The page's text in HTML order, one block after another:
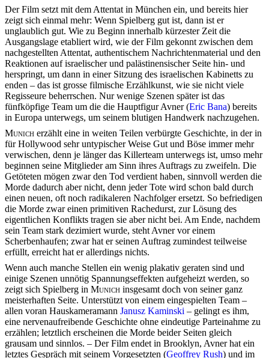
Der Film setzt mit dem Attentat in München ein, und bereits hier
zeigt sich einmal mehr: Wenn Spielberg gut ist, dann ist er
unglaublich gut. Wie zu Beginn innerhalb kürzester Zeit die
Ausgangslage etabliert wird, wie der Film gekonnt zwischen dem
nachgestellten Attentat, authentischem Nachrichtenmaterial und den
Reaktionen auf israelischer und palästinensischer Seite hin- und
herspringt, um dann in einer Sitzung des israelischen Kabinetts zu
enden – das ist grosse filmische Erzählkunst, wie sie nicht viele
Regisseure beherrschen. Nur wenige Szenen später ist das
fünfköpfige Team um die die Hauptfigur Avner (Eric Bana) bereits
in Europa unterwegs, um seinem blutigen Handwerk nachzugehen.
Munich erzählt eine in weiten Teilen verbürgte Geschichte, in der in
für Hollywood sehr untypischer Weise Gut und Böse immer mehr
verwischen, denn je länger das Killerteam unterwegs ist, umso mehr
beginnen seine Mitglieder am Sinn ihres Auftrags zu zweifeln. Die
Getöteten mögen zwar den Tod verdient haben, sinnvoll werden die
Morde dadurch aber nicht, denn jeder Tote wird schon bald durch
einen neuen, oft noch radikaleren Nachfolger ersetzt. So befriedigen
die Morde zwar einen primitiven Rachedurst, zur Lösung des
eigentlichen Konflikts tragen sie aber nicht bei. Am Ende, nachdem
sein Team stark dezimiert wurde, steht Avner vor einem
Scherbenhaufen; zwar hat er seinen Auftrag zumindest teilweise
erfüllt, erreicht hat er allerdings nichts.
Wenn auch manche Stellen ein wenig plakativ geraten sind und
einige Szenen unnötig Spannungseffekten aufgeheizt werden, so
zeigt sich Spielberg in Munich insgesamt doch von seiner ganz
meisterhaften Seite. Unterstützt von einem eingespielten Team –
allen voran Hauskameramann Janusz Kaminski – gelingt es ihm,
eine nervenaufreibende Geschichte ohne eindeutige Parteinahme zu
erzählen; letztlich erscheinen die Morde beider Seiten gleich
grausam und sinnlos. – Der Film endet in Brooklyn, Avner hat ein
letztes Gespräch mit seinem Vorgesetzten (Geoffrey Rush) und im